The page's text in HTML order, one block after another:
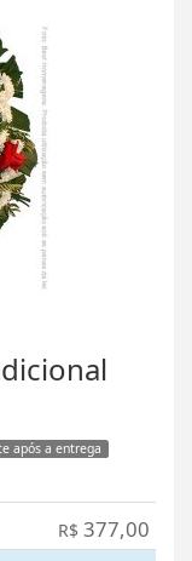
após a entrega
R$ 377,00